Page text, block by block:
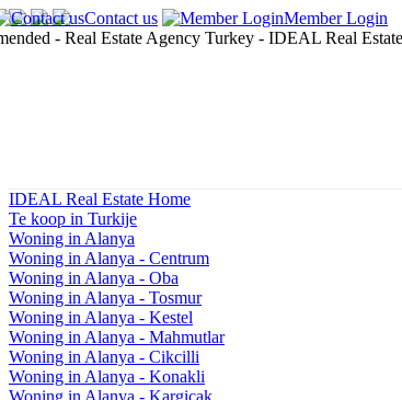
Contact us Member Login
IDEAL Real Estate Home
Te koop in Turkije
Woning in Alanya
Woning in Alanya - Centrum
Woning in Alanya - Oba
Woning in Alanya - Tosmur
Woning in Alanya - Kestel
Woning in Alanya - Mahmutlar
Woning in Alanya - Cikcilli
Woning in Alanya - Konakli
Woning in Alanya - Kargicak